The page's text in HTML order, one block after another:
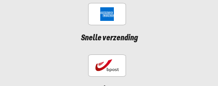
Snelle verzending